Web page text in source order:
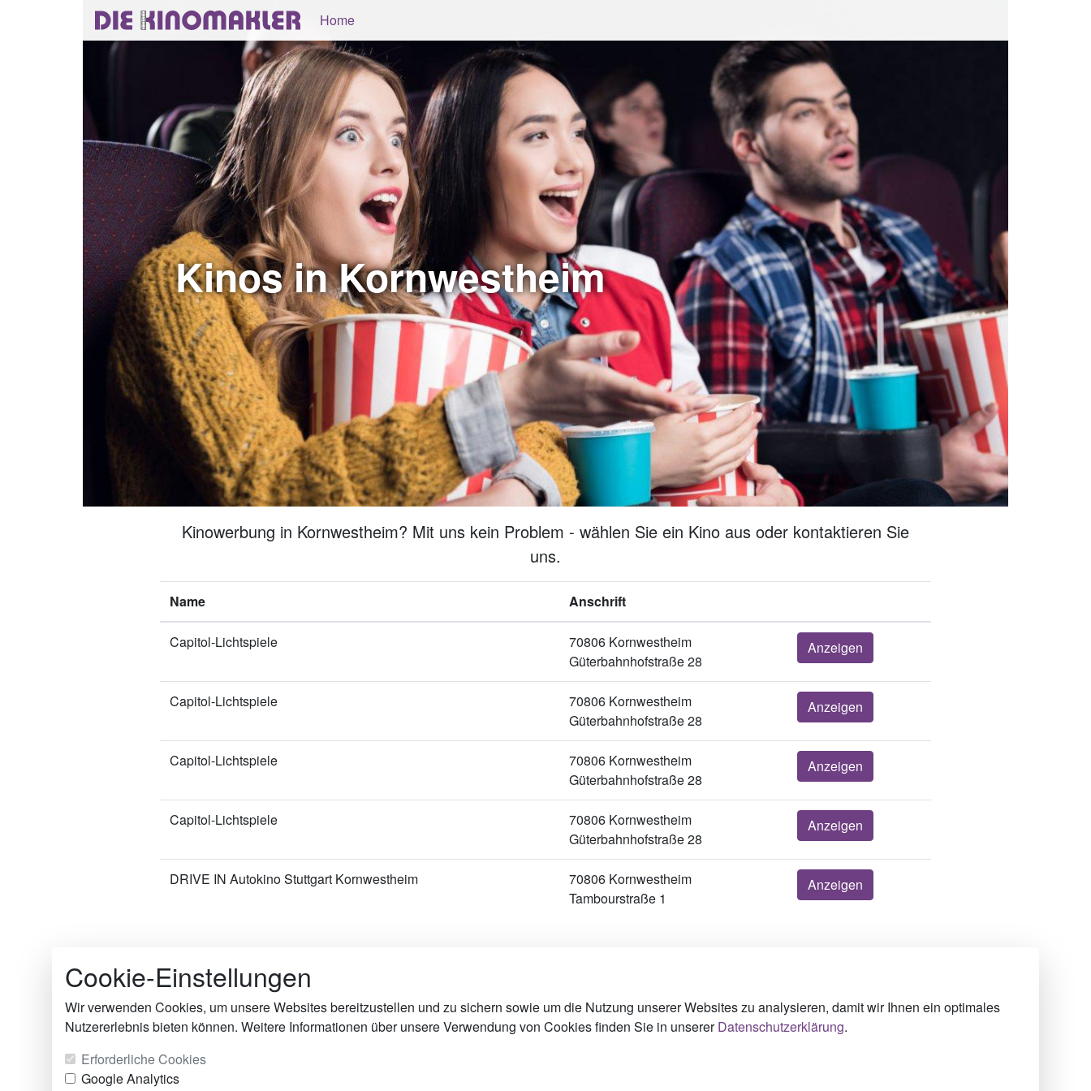
Home
Kinos in Kornwestheim
Kinowerbung in Kornwestheim? Mit uns kein Problem - wählen Sie ein Kino aus oder kontaktieren Sie
uns.
Name Anschrift
Capitol-Lichtspiele
70806 Kornwestheim
Güterbahnhofstraße 28
Anzeigen
Capitol-Lichtspiele
70806 Kornwestheim
Güterbahnhofstraße 28
Anzeigen
Capitol-Lichtspiele
70806 Kornwestheim
Güterbahnhofstraße 28
Anzeigen
Capitol-Lichtspiele
70806 Kornwestheim
Güterbahnhofstraße 28
Anzeigen
DRIVE IN Autokino Stuttgart Kornwestheim
70806 Kornwestheim
Tambourstraße 1
Anzeigen
© 2005-2026
Die Kinomakler
Spezialagentur für Kinowerbung
Torsten Rossow
Berlin
Hamburg
München
Impressum
Datenschutz
Cookie-Einstellungen
Cookie-Einstellungen
Wir verwenden Cookies, um unsere Websites bereitzustellen und zu sichern sowie um die Nutzung unserer Websites zu analysieren, damit wir Ihnen ein optimales
Nutzererlebnis bieten können. Weitere Informationen über unsere Verwendung von Cookies finden Sie in unsererDatenschutzerklärung.
Erforderliche Cookies
Google Analytics